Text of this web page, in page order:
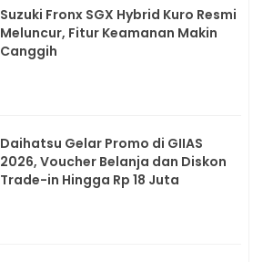
Suzuki Fronx SGX Hybrid Kuro Resmi
Meluncur, Fitur Keamanan Makin
Canggih
Daihatsu Gelar Promo di GIIAS
2026, Voucher Belanja dan Diskon
Trade-in Hingga Rp 18 Juta